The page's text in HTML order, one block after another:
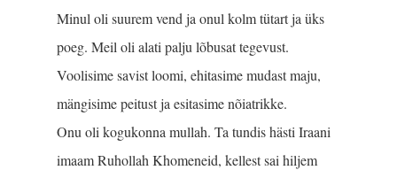
Minul oli suurem vend ja onul kolm tütart ja üks
poeg. Meil oli alati palju lõbusat tegevust.
Voolisime savist loomi, ehitasime mudast maju,
mängisime peitust ja esitasime nõiatrikke.
Onu oli kogukonna mullah. Ta tundis hästi Iraani
imaam Ruhollah Khomeneid, kellest sai hiljem